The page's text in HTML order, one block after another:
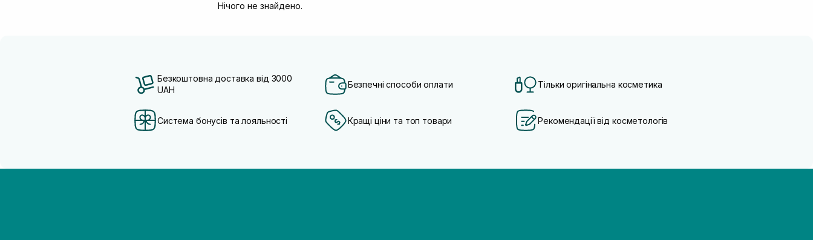
Нічого не знайдено.
Безкоштовна доставка від 3000
UAH
Безпечні способи оплати Тільки оригінальна косметика
Система бонусів та лояльності Кращі ціни та топ товари Рекомендації від косметологів